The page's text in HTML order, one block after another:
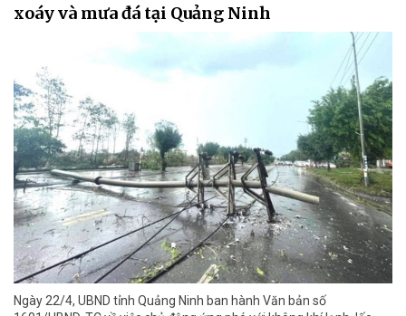
xoáy và mưa đá tại Quảng Ninh
Ngày 22/4, UBND tỉnh Quảng Ninh ban hành Văn bản số